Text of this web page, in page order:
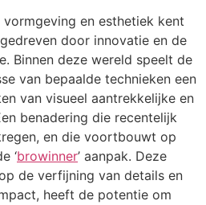
en esthetiek kent
door innovatie en de
Binnen deze wereld speelt de
van bepaalde technieken een
van visueel aantrekkelijke en
benadering die recentelijk
en die voortbouwt op
‘browinner’ aanpak. Deze
de verfijning van details en
heeft de potentie om